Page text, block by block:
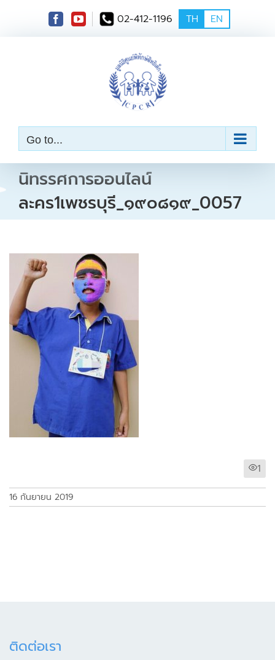
t
02-412-1196 TH EN
Go to...
นิทรรศการออนไลน์
ละคร1เพชรบุรี_๑๙๐๘๑๙_0057
1
16 กันยายน 2019
ติดต่อเรา